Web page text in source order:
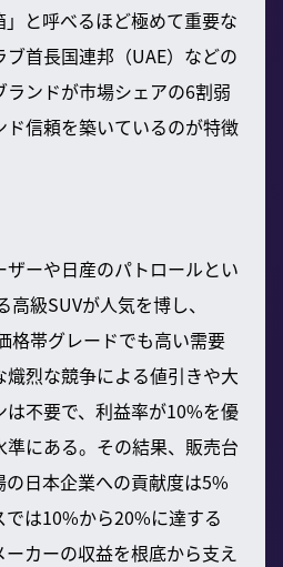
と呼べるほど極めて重要な
首長国連邦（UAE）などの
ンドが市場シェアの6割弱
信頼を築いているのが特徴
ザーや日産のパトロールとい
級SUVが人気を博し、
格帯グレードでも高い需要
烈な競争による値引きや大
不要で、利益率が10%を優
にある。その結果、販売台
日本企業への貢献度は5%
は10%から20%に達する
カーの収益を根底から支え